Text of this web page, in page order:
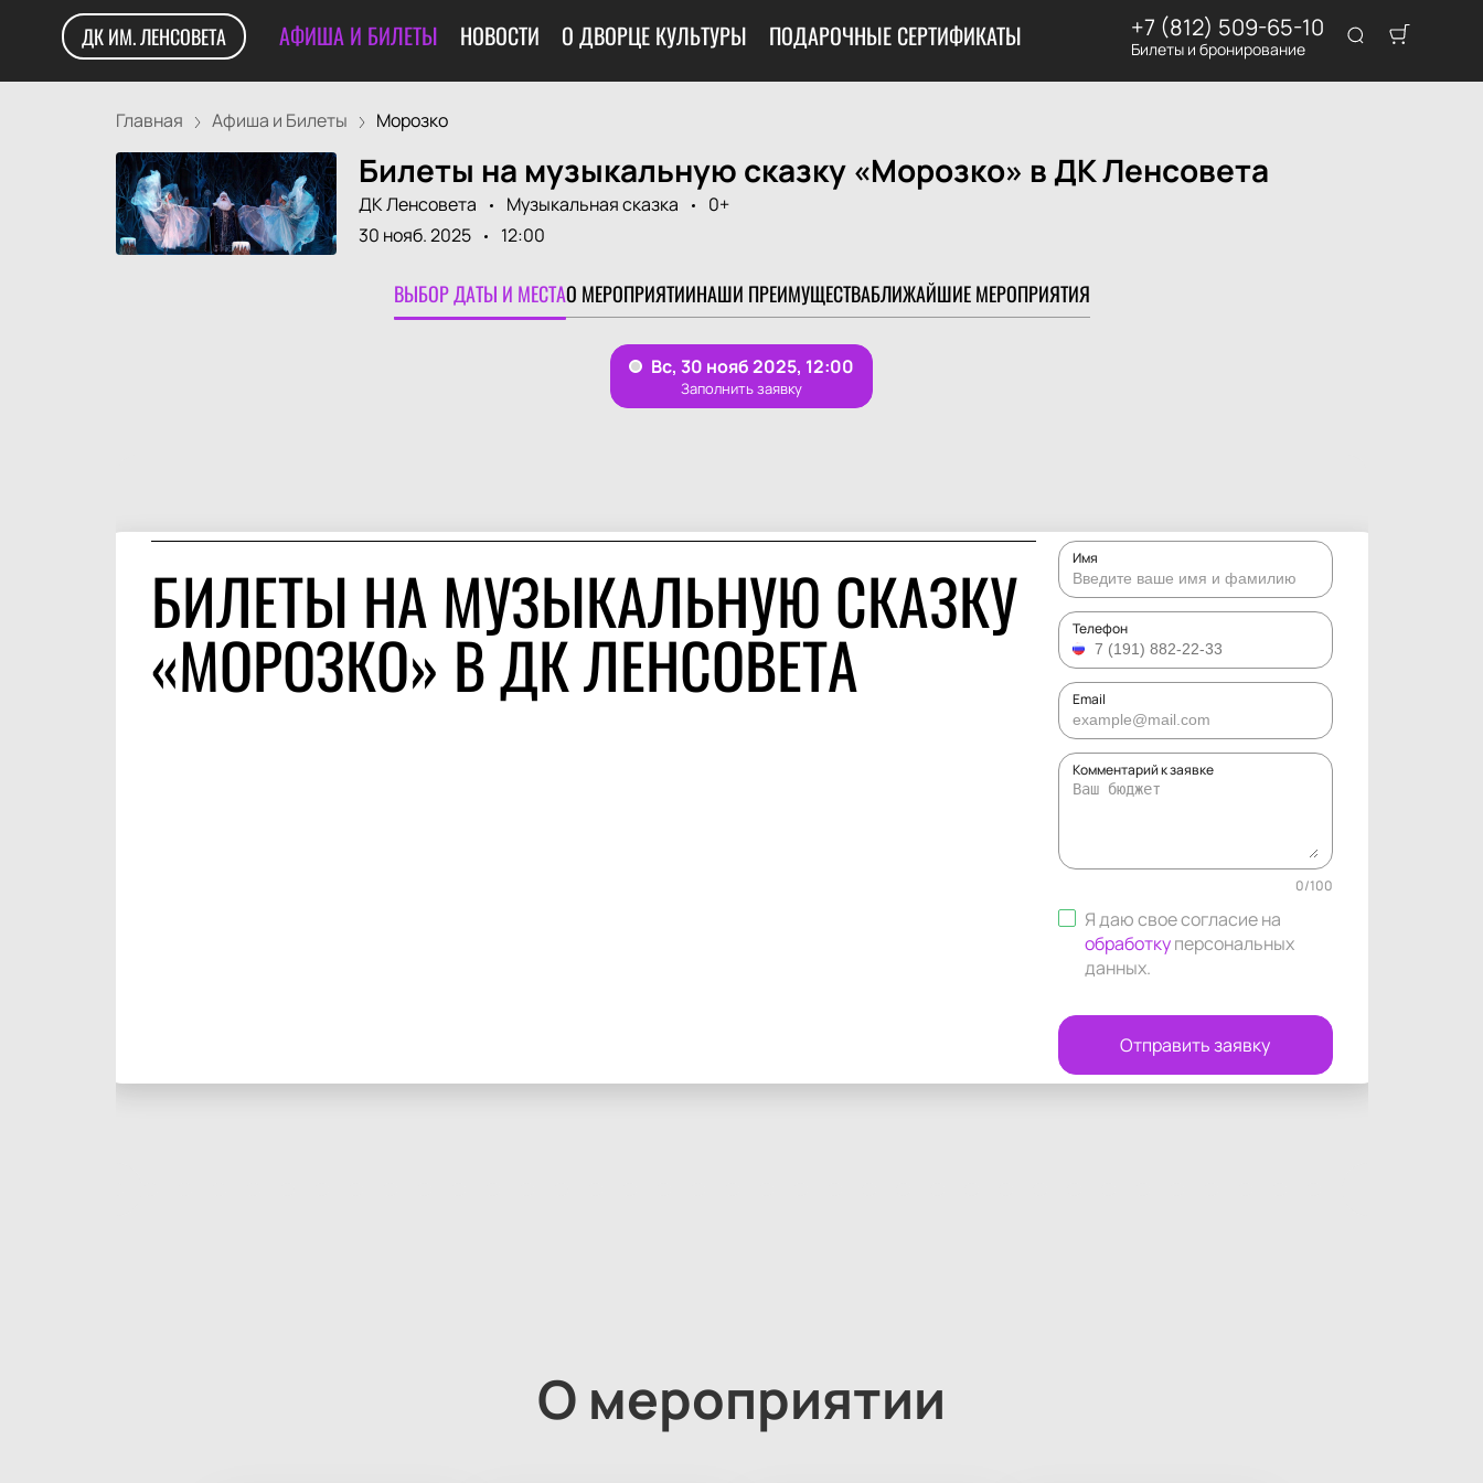
ДК ИМ. ЛЕНСОВЕТА АФИША И БИЛЕТЫ НОВОСТИ О ДВОРЦЕ КУЛЬТУРЫ ПОДАРОЧНЫЕ СЕРТИФИКАТЫ +7 (812) 509-65-10
Билеты и бронирование
Главная Афиша и Билеты Морозко
Билеты на музыкальную сказку «Морозко» в ДК Ленсовета
ДК Ленсовета Музыкальная сказка
0+
30 нояб. 2025
12:00
ВЫБОР ДАТЫ И МЕСТАО МЕРОПРИЯТИИНАШИ ПРЕИМУЩЕСТВАБЛИЖАЙШИЕ МЕРОПРИЯТИЯ
БИЛЕТЫ НА МУЗЫКАЛЬНУЮ СКАЗКУ
«МОРОЗКО» В ДК ЛЕНСОВЕТА
Имя
Телефон
Email
Комментарий к заявке
0/100
Я даю свое согласие на
обработкуперсональных
данных.
Отправить заявку
О мероприятии